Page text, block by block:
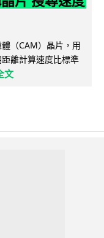
（CAM）晶片，用
離計算速度比標準
文